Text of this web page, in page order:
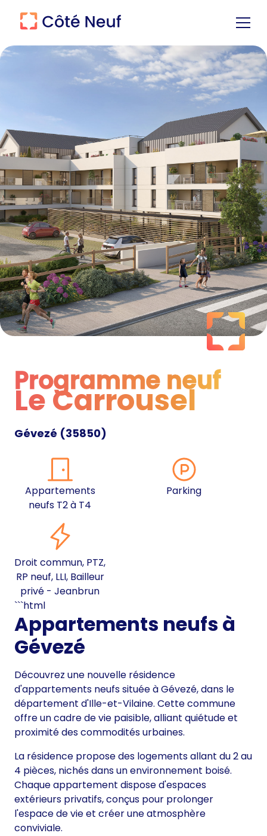
Programme neuf
Programme neuf
Le Carrousel
Gévezé (35850)
Appartements
neufs T2 à T4
Parking
Droit commun, PTZ,
RP neuf, LLI, Bailleur
privé - Jeanbrun
```html
Appartements neufs à
Gévezé
Découvrez une nouvelle résidence
d'appartements neufs située à Gévezé, dans le
département d'Ille-et-Vilaine. Cette commune
offre un cadre de vie paisible, alliant quiétude et
proximité des commodités urbaines.
La résidence propose des logements allant du 2 au
4 pièces, nichés dans un environnement boisé.
Chaque appartement dispose d'espaces
extérieurs privatifs, conçus pour prolonger
l'espace de vie et créer une atmosphère
conviviale.